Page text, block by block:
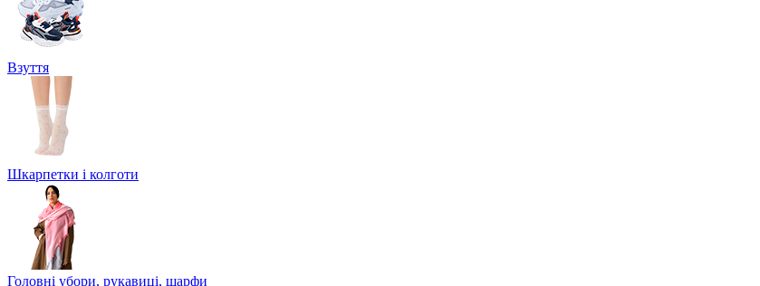
Взуття
Шкарпетки і колготи
Головні убори, рукавиці, шарфи